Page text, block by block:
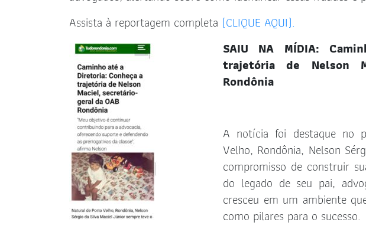
Assista à reportagem completa (CLIQUE AQUI).
SAIU NA MÍDIA:
trajetória de Nelson
Rondônia
A notícia foi destaque no
Velho, Rondônia, Nelson
compromisso de construir
do legado de seu pai,
cresceu em um ambiente
como pilares para o sucesso.